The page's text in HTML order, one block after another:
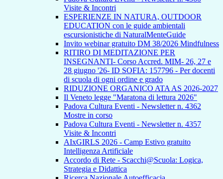
Visite & Incontri
ESPERIENZE IN NATURA, OUTDOOR
EDUCATION con le guide ambientali
escursionistiche di NaturalMenteGuide
Invito webinar gratuito DM 38/2026 Mindfulness
RITIRO DI MEDITAZIONE PER
INSEGNANTI- Corso Accred. MIM- 26, 27 e
28 giugno '26- ID SOFIA: 157796 - Per docenti
di scuola di ogni ordine e grado
RIDUZIONE ORGANICO ATA AS 2026-2027
Il Veneto legge "Maratona di lettura 2026"
Padova Cultura Eventi - Newsletter n. 4362
Mostre in corso
Padova Cultura Eventi - Newsletter n. 4357
Visite & Incontri
AIxGIRLS 2026 - Camp Estivo gratuito
Intelligenza Artificiale
Accordo di Rete - Scacchi@Scuola: Logica,
Strategia e Didattica